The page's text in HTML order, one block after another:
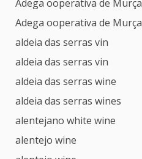
Adega ooperativa de Murça
Adega ooperativa de Murça
aldeia das serras vin
aldeia das serras vin
aldeia das serras wine
aldeia das serras wines
alentejano white wine
alentejo wine